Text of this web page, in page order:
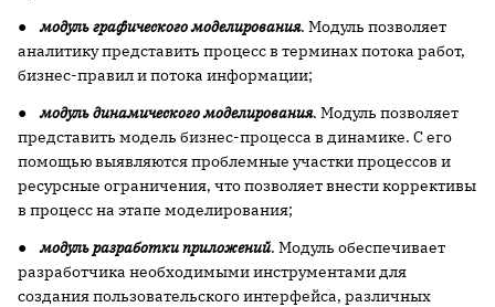
●модуль графического моделирования. Модуль позволяет
аналитику представить процесс в терминах потока работ,
бизнес-правил и потока информации;
●модуль динамического моделирования. Модуль позволяет
представить модель бизнес-процесса в динамике. С его
помощью выявляются проблемные участки процессов и
ресурсные ограничения, что позволяет внести коррективы
в процесс на этапе моделирования;
●модуль разработки приложений. Модуль обеспечивает
разработчика необходимыми инструментами для
создания пользовательского интерфейса, различных